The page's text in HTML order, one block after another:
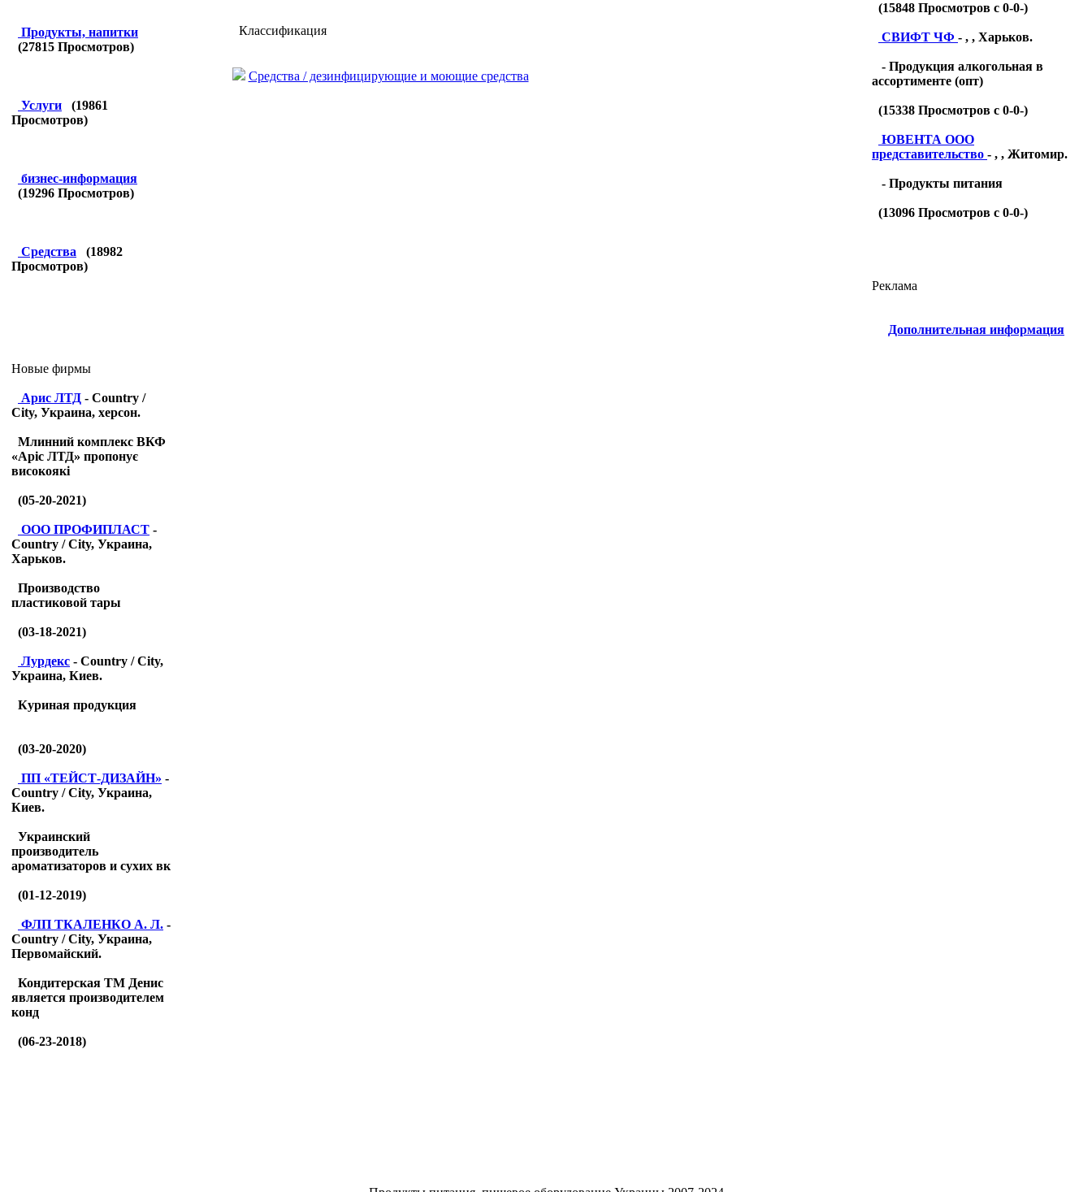
Продукты, напитки
(27815 Просмотров)
Услуги (19861
Просмотров)
бизнес-информация
(19296 Просмотров)
Средства (18982
Просмотров)
Новые фирмы
Арис ЛТД - Country /
City, Украина, херсон.
Млинний комплекс ВКФ
«Аріс ЛТД» пропонує
високоякі
(05-20-2021)
ООО ПРОФИПЛАСТ -
Country / City, Украина,
Харьков.
Производство
пластиковой тары
(03-18-2021)
Лурдекс - Country / City,
Украина, Киев.
Куриная продукция
(03-20-2020)
ПП «ТЕЙСТ-ДИЗАЙН» -
Country / City, Украина,
Киев.
Украинский
производитель
ароматизаторов и сухих вк
(01-12-2019)
ФЛП ТКАЛЕНКО А. Л. -
Country / City, Украина,
Первомайский.
Кондитерская ТМ Денис
является производителем
конд
(06-23-2018)
Классификация
Средства / дезинфицирующие и моющие средства
(15848 Просмотров с 0-0-)
СВИФТ ЧФ - , , Харьков.
- Продукция алкогольная в
ассортименте (опт)
(15338 Просмотров с 0-0-)
ЮВЕНТА ООО
представительство - , , Житомир.
- Продукты питания
(13096 Просмотров с 0-0-)
Реклама
Дополнительная информация